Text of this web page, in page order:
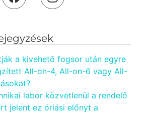
a kivehető fogsor után egyre
All-on-4, All-on-6 vagy All-
labor közvetlenül a rendelő
jelent ez óriási előnyt a